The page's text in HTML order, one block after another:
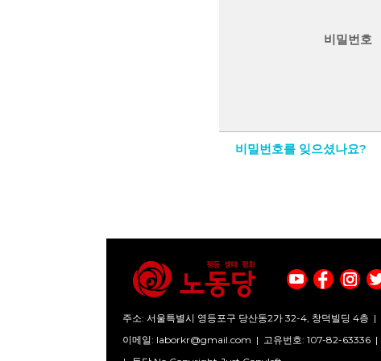
비밀번호
비밀번호를 잊으셨나요?
주소: 서울특별시 영등포구 당산동2가 32-4, 창덕빌딩 4층 |
이메일: laborkr@gmail.com | 고유번호: 107-82-63336 |